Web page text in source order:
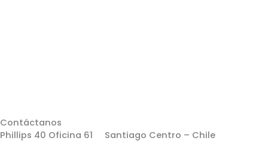
Contáctanos
Phillips 40 Oficina 61 Santiago Centro – Chile